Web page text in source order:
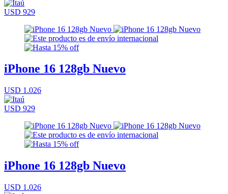
USD 929
iPhone 16 128gb Nuevo
USD 1.026
USD 929
iPhone 16 128gb Nuevo
USD 1.026